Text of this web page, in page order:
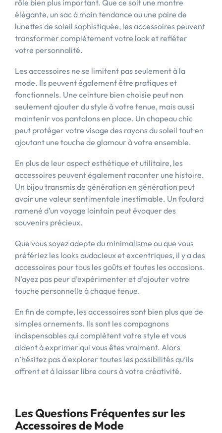
rôle bien plus important. Que ce soit une montre
élégante, un sac à main tendance ou une paire de
lunettes de soleil sophistiquée, les accessoires peuvent
transformer complètement votre look et refléter
votre personnalité.
Les accessoires ne se limitent pas seulement à la
mode. Ils peuvent également être pratiques et
fonctionnels. Une ceinture bien choisie peut non
seulement ajouter du style à votre tenue, mais aussi
maintenir vos pantalons en place. Un chapeau chic
peut protéger votre visage des rayons du soleil tout en
ajoutant une touche de glamour à votre ensemble.
En plus de leur aspect esthétique et utilitaire, les
accessoires peuvent également raconter une histoire.
Un bijou transmis de génération en génération peut
avoir une valeur sentimentale inestimable. Un foulard
ramené d’un voyage lointain peut évoquer des
souvenirs précieux.
Que vous soyez adepte du minimalisme ou que vous
préfériez les looks audacieux et excentriques, il y a des
accessoires pour tous les goûts et toutes les occasions.
N’ayez pas peur d’expérimenter et d’ajouter votre
touche personnelle à chaque tenue.
En fin de compte, les accessoires sont bien plus que de
simples ornements. Ils sont les compagnons
indispensables qui complètent votre style et vous
aident à exprimer qui vous êtes vraiment. Alors
n’hésitez pas à explorer toutes les possibilités qu’ils
offrent et à laisser libre cours à votre créativité.
Les Questions Fréquentes sur les
Accessoires de Mode